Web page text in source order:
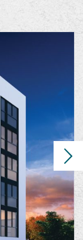
Next